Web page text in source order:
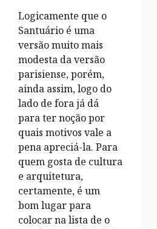
Logicamente que o
Santuário é uma
versão muito mais
modesta da versão
parisiense, porém,
ainda assim, logo do
lado de fora já dá
para ter noção por
quais motivos vale a
pena apreciá-la. Para
quem gosta de cultura
e arquitetura,
certamente, é um
bom lugar para
colocar na lista de o